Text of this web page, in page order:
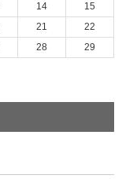
14
15
21
22
28
29